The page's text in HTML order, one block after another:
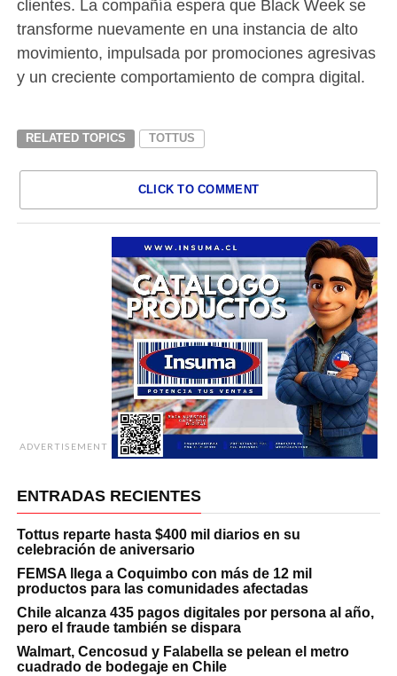
clientes. La compañía espera que Black Week se
transforme nuevamente en una instancia de alto
movimiento, impulsada por promociones agresivas
y un creciente comportamiento de compra digital.
RELATED TOPICS TOTTUS
CLICK TO COMMENT
ADVERTISEMENT
ENTRADAS RECIENTES
Tottus reparte hasta $400 mil diarios en su
celebración de aniversario
FEMSA llega a Coquimbo con más de 12 mil
productos para las comunidades afectadas
Chile alcanza 435 pagos digitales por persona al año,
pero el fraude también se dispara
Walmart, Cencosud y Falabella se pelean el metro
cuadrado de bodegaje en Chile